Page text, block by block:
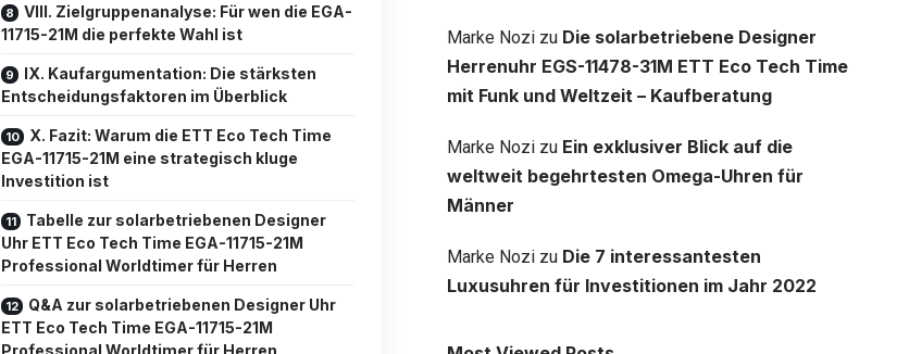
VIII. Zielgruppenanalyse: Für wen die EGA-
11715-21M die perfekte Wahl ist
IX. Kaufargumentation: Die stärksten
Entscheidungsfaktoren im Überblick
X. Fazit: Warum die ETT Eco Tech Time
EGA-11715-21M eine strategisch kluge
Investition ist
Tabelle zur solarbetriebenen Designer
Uhr ETT Eco Tech Time EGA-11715-21M
Professional Worldtimer für Herren
Q&A zur solarbetriebenen Designer Uhr
ETT Eco Tech Time EGA-11715-21M
Professional Worldtimer für Herren
Marke Nozizu Die solarbetriebene Designer
Herrenuhr EGS-11478-31M ETT Eco Tech Time
mit Funk und Weltzeit – Kaufberatung
Marke Nozizu Ein exklusiver Blick auf die
weltweit begehrtesten Omega-Uhren für
Männer
Marke Nozizu Die 7 interessantesten
Luxusuhren für Investitionen im Jahr 2022